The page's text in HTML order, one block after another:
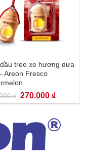
treo xe hương dưa
Areon Fresco
₫ Giá
gốc
là:
270.000 ₫Giá
hiện
tại
270.000